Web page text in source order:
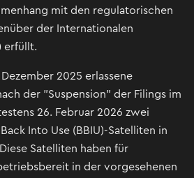
mit den regulatorischen
der Internationalen
erfüllt.
2025 erlassene
der "Suspension" der Filings im
26. Februar 2026 zwei
Into Use (BBIU)-Satelliten in
Satelliten haben für
in der vorgesehenen